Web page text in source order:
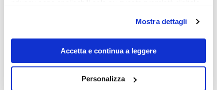
modificare o revocare il proprio consenso in qualsiasi
momento dalla Dichiarazione sui cookie o facendo clic
sull'icona di attivazione della privacy.
raccogliere informazioni sulla tua posizione
Mostra dettagli
Accetta e continua a leggere
Personalizza
SEYCHELLES: ITINERARI DI VIAGGIO